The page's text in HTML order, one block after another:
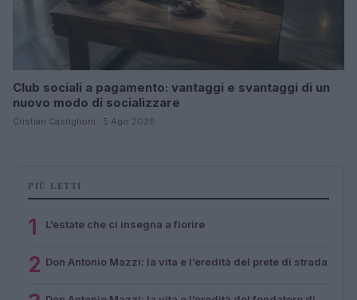
Club sociali a pagamento: vantaggi e svantaggi di un
nuovo modo di socializzare
Cristian Castiglioni · 5 Ago 2026
PIÙ LETTI
1 L’estate che ci insegna a fiorire
2 Don Antonio Mazzi: la vita e l’eredità del prete di strada